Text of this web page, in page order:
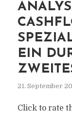
EIN
21. September
Click to rate